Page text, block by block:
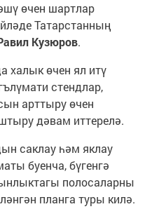
өчен шартлар
Татарстанның
Кузюров.
халык өчен ял итү
стендлар,
арттыру өчен
дәвам иттерелә.
саклау һәм яклау
буенча, бүгенгә
полосаларны
планга туры килә.